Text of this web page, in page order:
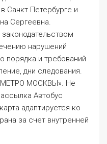
перечисление
было
Краснодара
его подмножеств C
состоит из
стоит число, не
что можно через